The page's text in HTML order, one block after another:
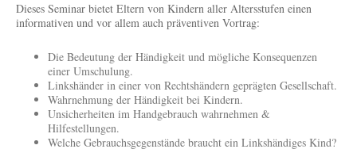
Dieses Seminar bietet Eltern von Kindern aller Altersstufen einen
informativen und vor allem auch präventiven Vortrag:
Die Bedeutung der Händigkeit und mögliche Konsequenzen
einer Umschulung.
Linkshänder in einer von Rechtshändern geprägten Gesellschaft.
Wahrnehmung der Händigkeit bei Kindern.
Unsicherheiten im Handgebrauch wahrnehmen &
Hilfestellungen.
Welche Gebrauchsgegenstände braucht ein Linkshändiges Kind?